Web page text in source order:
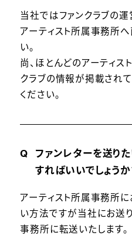
当社ではファンクラブの運
アーティスト所属事務所
い。
尚、ほとんどのアーティス
クラブの情報が掲載され
ください。
ファンレターを送り
すればいいでしょうか
アーティスト所属事務所
い方法ですが当社にお送
事務所に転送いたします。